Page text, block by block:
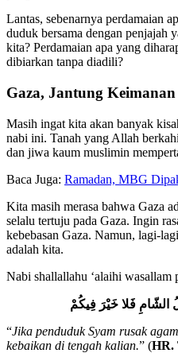
Lantas, sebenarnya perdamaian
duduk bersama dengan penjajah
kita? Perdamaian apa yang
dibiarkan tanpa diadili?
Gaza, Jantung Keimanan
Masih ingat kita akan banyak
nabi ini. Tanah yang Allah
dan jiwa kaum muslimin
Baca Juga: Ramadan, MBG
Kita masih merasa bahwa Gaza
selalu tertuju pada Gaza. Ingin
kebebasan Gaza. Namun, lagi-
adalah kita.
Nabi shallallahu ‘alaihi wasallam
الشّامِ فَلا خَيْرَ فِيكُمْ
“Jika penduduk Syam rusak
kebaikan di tengah kalian.” (HR.